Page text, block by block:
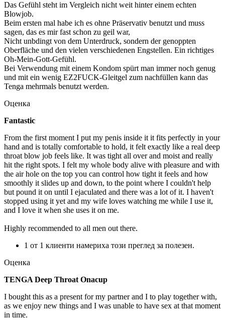
Das Gefühl steht im Vergleich nicht weit hinter einem echten
Blowjob.
Beim ersten mal habe ich es ohne Präservativ benutzt und muss
sagen, das es mir fast schon zu geil war,
Nicht unbdingt von dem Unterdruck, sondern der genoppten
Oberfläche und den vielen verschiedenen Engstellen. Ein richtiges
Oh-Mein-Gott-Gefühl.
Bei Verwendung mit einem Kondom spürt man immer noch genug
und mit ein wenig EZ2FUCK-Gleitgel zum nachfüllen kann das
Tenga mehrmals benutzt werden.
Оценка
Fantastic
From the first moment I put my penis inside it it fits perfectly in your
hand and is totally comfortable to hold, it felt exactly like a real deep
throat blow job feels like. It was tight all over and moist and really
hit the right spots. I felt my whole body alive with pleasure and with
the air hole on the top you can control how tight it feels and how
smoothly it slides up and down, to the point where I couldn't help
but pound it on until I ejaculated and there was a lot of it. I haven't
stopped using it yet and my wife loves watching me while I use it,
and I love it when she uses it on me.
Highly recommended to all men out there.
1 от 1 клиенти намериха този преглед за полезен.
Оценка
TENGA Deep Throat Onacup
I bought this as a present for my partner and I to play together with,
as we enjoy new things and I was unable to have sex at that moment
in time.